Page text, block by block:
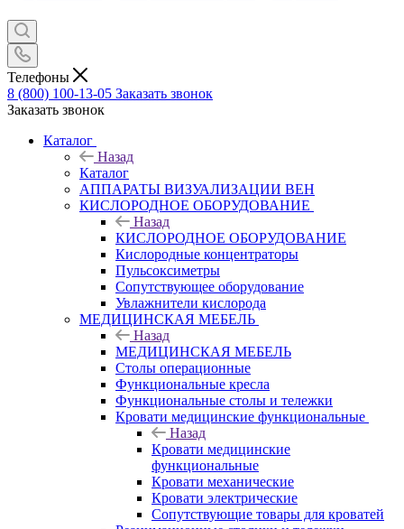
Телефоны
8 (800) 100-13-05 Заказать звонок
Заказать звонок
Каталог
Назад
Каталог
АППАРАТЫ ВИЗУАЛИЗАЦИИ ВЕН
КИСЛОРОДНОЕ ОБОРУДОВАНИЕ
Назад
КИСЛОРОДНОЕ ОБОРУДОВАНИЕ
Кислородные концентраторы
Пульсоксиметры
Сопутствующее оборудование
Увлажнители кислорода
МЕДИЦИНСКАЯ МЕБЕЛЬ
Назад
МЕДИЦИНСКАЯ МЕБЕЛЬ
Столы операционные
Функциональные кресла
Функциональные столы и тележки
Кровати медицинские функциональные
Назад
Кровати медицинские
функциональные
Кровати механические
Кровати электрические
Сопутствующие товары для кроватей